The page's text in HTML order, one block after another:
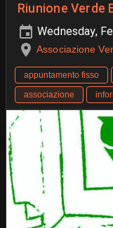
Riunione Verde
Wednesday,
Associazione
appuntamento fisso
associazione